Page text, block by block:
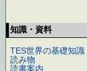
知識・資料
TES世界の基礎知識
読み物
読書案内